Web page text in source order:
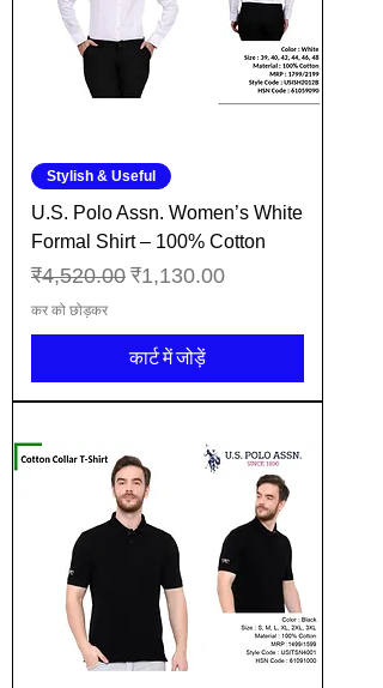
Stylish & Useful
U.S. Polo Assn. Women’s White
Formal Shirt – 100% Cotton
नियमित मूल्य
₹4,520.00 बिक्री मूल्य
₹1,130.00
कर को छोड़कर
कार्ट में जोड़ें